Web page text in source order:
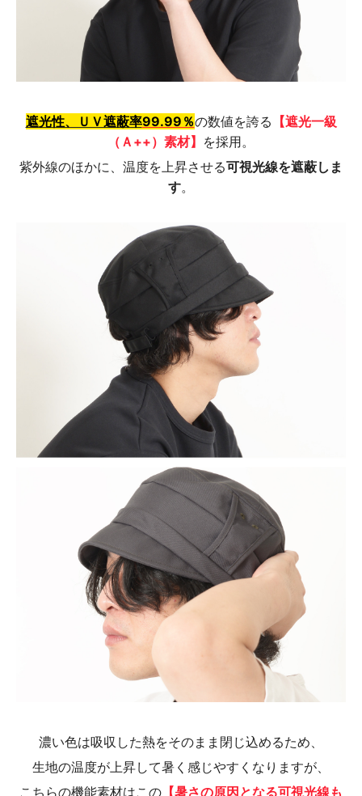
遮光性、ＵＶ遮蔽率99.99％の数値を誇る 【遮光一級
（Ａ++）素材】 を採用。
紫外線のほかに、温度を上昇させる可視光線を遮蔽しま
す。
濃い色は吸収した熱をそのまま閉じ込めるため、
生地の温度が上昇して暑く感じやすくなりますが、
こちらの機能素材はこの 【暑さの原因となる可視光線も